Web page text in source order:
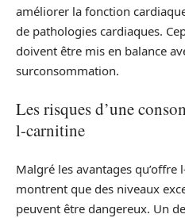
améliorer la fonction
de pathologies cardiaques.
doivent être mis en balance
surconsommation.
Les risques d’une
l-carnitine
Malgré les avantages qu’offre
montrent que des niveaux
peuvent être dangereux. Un